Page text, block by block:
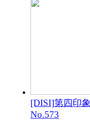
[DISI]第四印象
No.573